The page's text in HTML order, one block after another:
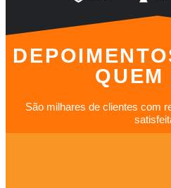
QUEM
São milhares de clientes com